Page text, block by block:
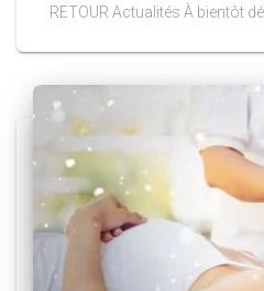
RETOUR Actualités À bientôt